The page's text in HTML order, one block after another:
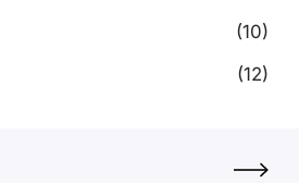
(10)
(12)